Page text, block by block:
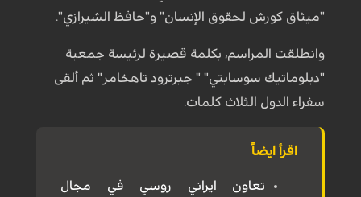
"ميثاق كورش لحقوق الإنسان" و"حافظ الشيرازي".
وانطلقت المراسم، بكلمة قصيرة لرئيسة جمعية
"دبلوماتيك سوسايتي" " جيرترود تاهخامر" ثم ألقى
سفراء الدول الثلاث كلمات.
اقرأ ايضاً
تعاون ايراني روسي في مجال